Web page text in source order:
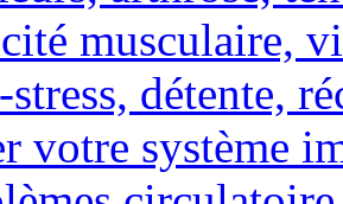
musculaire,
détente,
votre système